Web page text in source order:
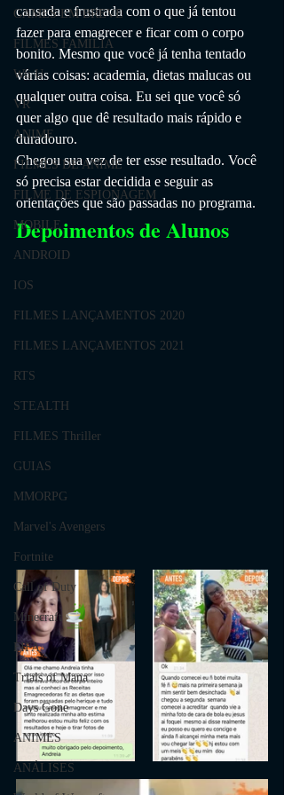
GAMES EM BREVE
FILMES FAMÍLIA
Wii U
VR
ANIME
FILMES DE ANIME
FILME DE ESPIONAGEM
MOBILE
ANDROID
IOS
FILMES LANÇAMENTOS 2020
FILMES LANÇAMENTOS 2021
RTS
STEALTH
FILMES Thriller
GUIAS
MMORPG
Marvel's Avengers
Fortnite
Call of Duty
Minecraft
FIFA
Trials of Mana
Days Gone
ANIMES
ANÁLISES
cansada e frustrada com o que já tentou
fazer para emagrecer e ficar com o corpo
bonito. Mesmo que você já tenha tentado
várias coisas: academia, dietas malucas ou
qualquer outra coisa. Eu sei que você só
quer algo que dê resultado mais rápido e
duradouro.
Chegou sua vez de ter esse resultado. Você
só precisa estar decidida e seguir as
orientações que são passadas no programa.
Depoimentos de Alunos